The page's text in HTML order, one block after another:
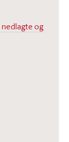
og